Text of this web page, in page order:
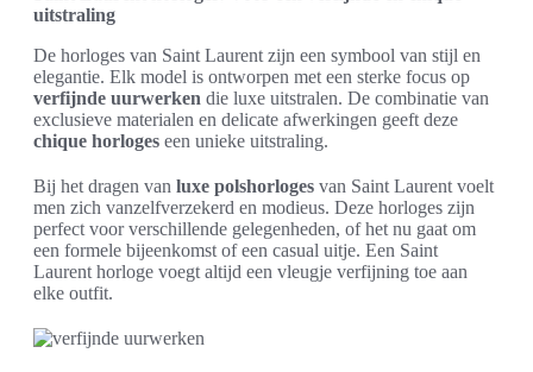
uitstraling
De horloges van Saint Laurent zijn een symbool van stijl en
elegantie. Elk model is ontworpen met een sterke focus op
verfijnde uurwerken die luxe uitstralen. De combinatie van
exclusieve materialen en delicate afwerkingen geeft deze
chique horloges een unieke uitstraling.
Bij het dragen van luxe polshorloges van Saint Laurent voelt
men zich vanzelfverzekerd en modieus. Deze horloges zijn
perfect voor verschillende gelegenheden, of het nu gaat om
een formele bijeenkomst of een casual uitje. Een Saint
Laurent horloge voegt altijd een vleugje verfijning toe aan
elke outfit.